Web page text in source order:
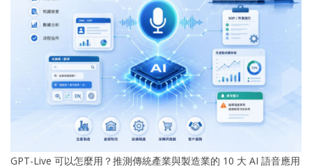
GPT-Live 可以怎麼用？推測傳統產業與製造業的 10 大 AI 語音應用